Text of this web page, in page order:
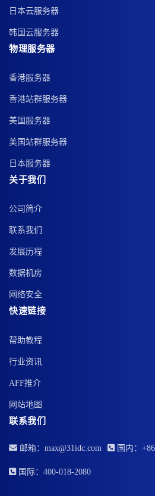
日本云服务器
韩国云服务器
物理服务器
香港服务器
香港站群服务器
美国服务器
美国站群服务器
日本服务器
关于我们
公司简介
联系我们
发展历程
数据机房
网络安全
快速链接
帮助教程
行业资讯
AFF推介
网站地图
联系我们
邮箱：max@31idc.com 国内：
国际：400-018-2080